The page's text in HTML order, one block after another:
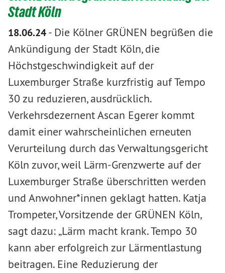
Stadt Köln
18.06.24- Die Kölner GRÜNEN begrüßen die
Ankündigung der Stadt Köln, die
Höchstgeschwindigkeit auf der
Luxemburger Straße kurzfristig auf Tempo
30 zu reduzieren, ausdrücklich.
Verkehrsdezernent Ascan Egerer kommt
damit einer wahrscheinlichen erneuten
Verurteilung durch das Verwaltungsgericht
Köln zuvor, weil Lärm-Grenzwerte auf der
Luxemburger Straße überschritten werden
und Anwohner*innen geklagt hatten. Katja
Trompeter, Vorsitzende der GRÜNEN Köln,
sagt dazu: „Lärm macht krank. Tempo 30
kann aber erfolgreich zur Lärmentlastung
beitragen. Eine Reduzierung der